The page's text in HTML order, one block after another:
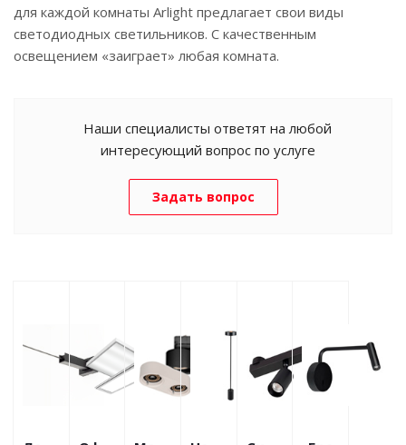
для каждой комнаты Arlight предлагает свои виды
светодиодных светильников. С качественным
освещением «заиграет» любая комната.
Наши специалисты ответят на любой
интересующий вопрос по услуге
Задать вопрос